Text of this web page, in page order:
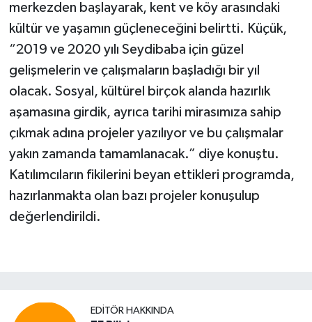
merkezden başlayarak, kent ve köy arasındaki
kültür ve yaşamın güçleneceğini belirtti. Küçük,
“2019 ve 2020 yılı Seydibaba için güzel
gelişmelerin ve çalışmaların başladığı bir yıl
olacak. Sosyal, kültürel birçok alanda hazırlık
aşamasına girdik, ayrıca tarihi mirasımıza sahip
çıkmak adına projeler yazılıyor ve bu çalışmalar
yakın zamanda tamamlanacak.” diye konuştu.
Katılımcıların fikilerini beyan ettikleri programda,
hazırlanmakta olan bazı projeler konuşulup
değerlendirildi.
EDITÖR HAKKINDA